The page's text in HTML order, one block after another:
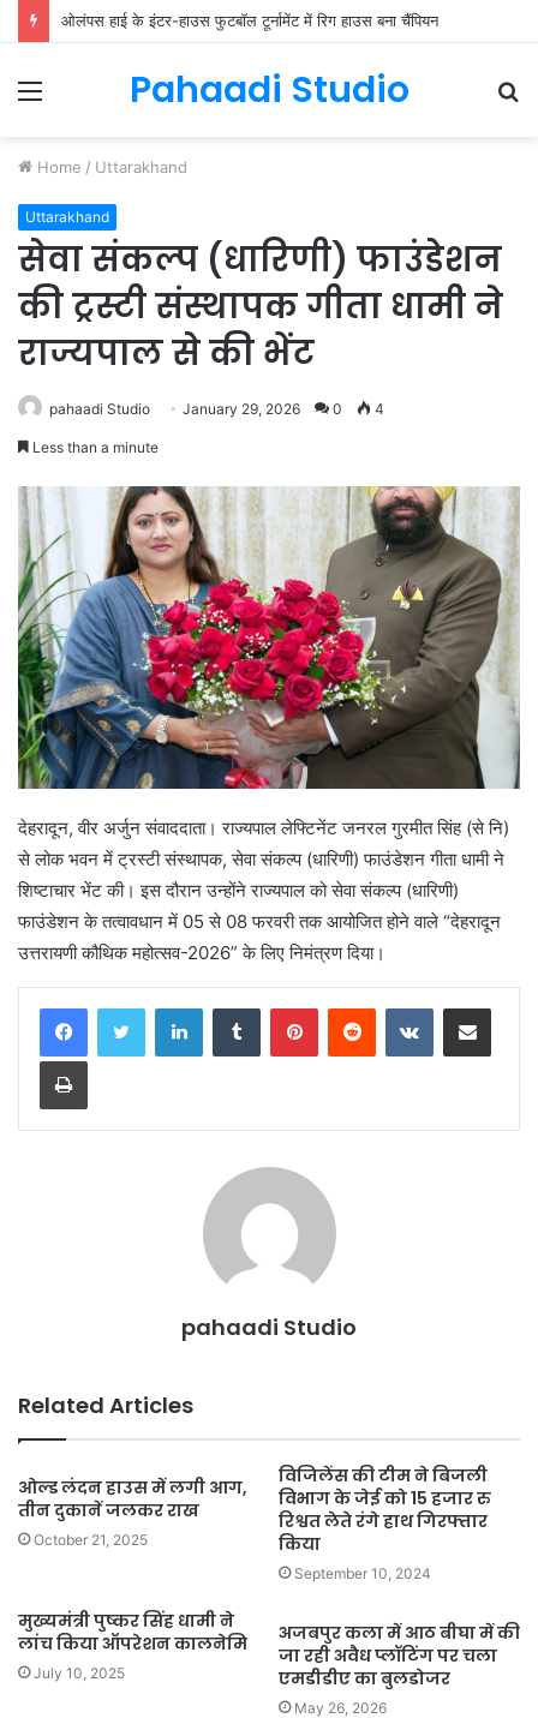
ओलंपस हाई के इंटर-हाउस फुटबॉल टूर्नामेंट में रिग हाउस बना चैंपियन
Pahaadi Studio
Home / Uttarakhand
Uttarakhand
सेवा संकल्प (धारिणी) फाउंडेशन
की ट्रस्टी संस्थापक गीता धामी ने
राज्यपाल से की भेंट
pahaadi Studio January 29, 2026 0 4
Less than a minute
देहरादून, वीर अर्जुन संवाददाता। राज्यपाल लेफ्टिनेंट जनरल गुरमीत सिंह (से नि)
से लोक भवन में ट्रस्टी संस्थापक, सेवा संकल्प (धारिणी) फाउंडेशन गीता धामी ने
शिष्टाचार भेंट की। इस दौरान उन्होंने राज्यपाल को सेवा संकल्प (धारिणी)
फाउंडेशन के तत्वावधान में 05 से 08 फरवरी तक आयोजित होने वाले “देहरादून
उत्तरायणी कौथिक महोत्सव-2026” के लिए निमंत्रण दिया।
pahaadi Studio
Related Articles
ओल्ड लंदन हाउस में लगी आग,
तीन दुकानें जलकर राख
October 21, 2025
विजिलेंस की टीम ने बिजली
विभाग के जेई को 15 हजार रु
रिश्वत लेते रंगे हाथ गिरफ्तार
किया
September 10, 2024
मुख्यमंत्री पुष्कर सिंह धामी ने
लांच किया ऑपरेशन कालनेमि
July 10, 2025
अजबपुर कला में आठ बीघा में की
जा रही अवैध प्लॉटिंग पर चला
एमडीडीए का बुलडोजर
May 26, 2026